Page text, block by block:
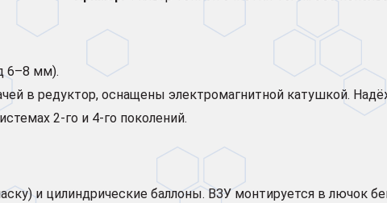
6–8 мм).
в редуктор, оснащены электромагнитной катушкой.
2-го и 4-го поколений.
и цилиндрические баллоны. ВЗУ монтируется в лючок